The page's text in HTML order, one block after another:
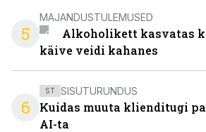
5
MAJANDUSTULEMUSED
Alkoholikett kasvatas
käive veidi kahanes
6
ST SISUTURUNDUS
Kuidas muuta klienditugi
AI-ta